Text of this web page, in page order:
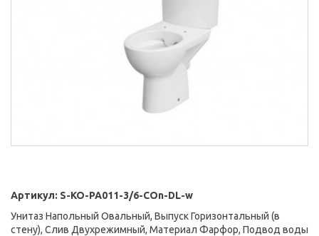
Артикул: S-KO-PA011-3/6-COn-DL-w
Унитаз Напольный Овальный, Выпуск Горизонтальный (в
стену), Слив Двухрежимный, Материал Фарфор, Подвод воды